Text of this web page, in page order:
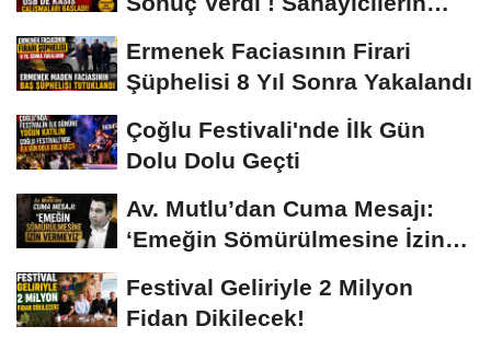
Ermenek Faciasının Firari
Şüphelisi 8 Yıl Sonra Yakalandı
Çoğlu Festivali'nde İlk Gün
Dolu Dolu Geçti
Av. Mutlu’dan Cuma Mesajı:
‘Emeğin Sömürülmesine İzin
Festival Geliriyle 2 Milyon
Fidan Dikilecek!